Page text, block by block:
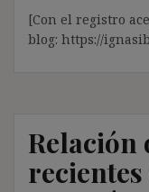
[Con el registro
blog: https://
Relación
recientes